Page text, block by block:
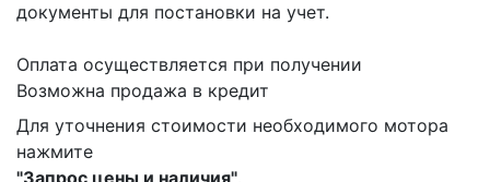
документы для постановки на учет.
Оплата осуществляется при получении
Возможна продажа в кредит
Для уточнения стоимости необходимого мотора
нажмите
"Запрос цены и наличия".